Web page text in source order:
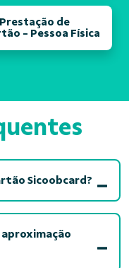
de
- Pessoa Física
Sicoobcard?